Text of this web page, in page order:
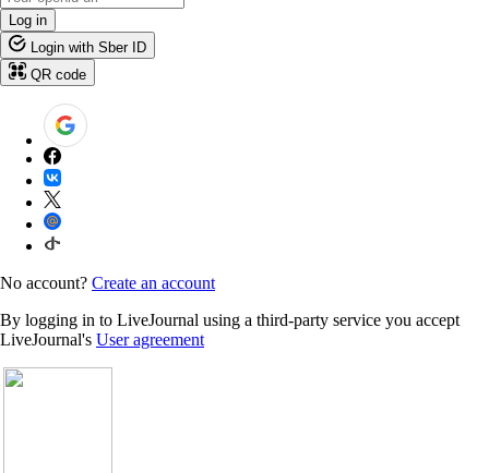
Log in
Login with Sber ID
QR code
No account? Create an account
By logging in to LiveJournal using a third-party service you accept
LiveJournal's User agreement